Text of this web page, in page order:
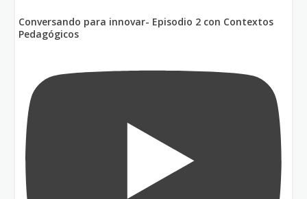
Conversando para innovar- Episodio 2 con Contextos
Pedagógicos